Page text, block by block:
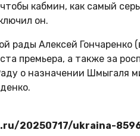
кабмин, как самый
он.
рады Алексей Гончаренко
премьера, а также за
о назначении Шмыгаля
20250717/ukraina-